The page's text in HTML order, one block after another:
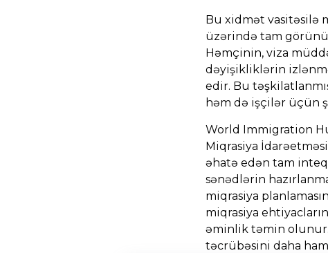
Bu xidmət vasitəsilə
üzərində tam
Həmçinin, viza
dəyişikliklərin
edir. Bu
həm də işçilər üçün
World Immigration
Miqrasiya
əhatə edən tam
sənədlərin
miqrasiya
miqrasiya
əminlik təmin olunur.
təcrübəsini daha